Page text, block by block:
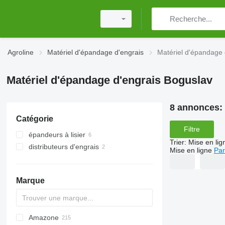
Agroline Matériel d'épandage d'engrais Matériel
Matériel d'épandage d'engrais Boguslav
Catégorie
épandeurs à lisier
distributeurs d'engrais
Marque
Exacta
XPL
Amazone
8 annonces:
Filtre
Trier: Mise en
Mise en ligne